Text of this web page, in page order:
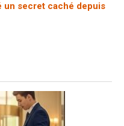
un secret caché depuis